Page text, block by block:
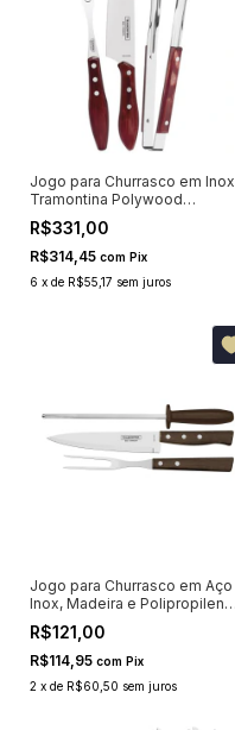
Jogo para Churrasco em Inox
Tramontina Polywood
Vermelho 3 Peças
R$331,00
R$314,45 com Pix
6 x de R$55,17 sem juros
Jogo para Churrasco em Aço
Inox, Madeira e Polipropileno
Tramontina 3 Peças 22299055
R$121,00
R$114,95 com Pix
2 x de R$60,50 sem juros